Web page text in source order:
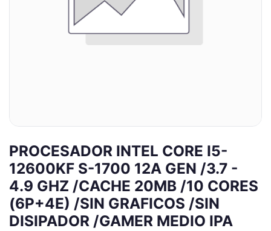
PROCESADOR INTEL CORE I5-
12600KF S-1700 12A GEN /3.7 -
4.9 GHZ /CACHE 20MB /10 CORES
(6P+4E) /SIN GRAFICOS /SIN
DISIPADOR /GAMER MEDIO IPA